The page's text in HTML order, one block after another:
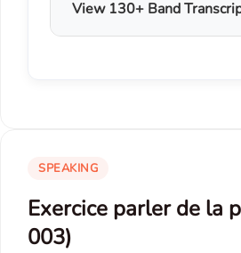
View 130+ Band
SPEAKING
Exercice parler de la
003)